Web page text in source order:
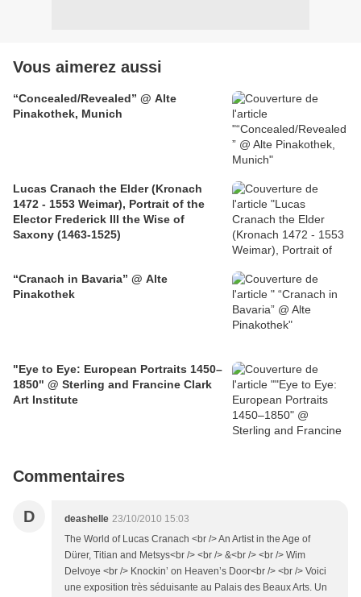
Vous aimerez aussi
“Concealed/Revealed” @ Alte
Pinakothek, Munich
Lucas Cranach the Elder (Kronach
1472 - 1553 Weimar), Portrait of the
Elector Frederick III the Wise of
Saxony (1463-1525)
“Cranach in Bavaria” @ Alte
Pinakothek
"Eye to Eye: European Portraits 1450–
1850" @ Sterling and Francine Clark
Art Institute
Commentaires
D deashelle 23/10/2010 15:03
The World of Lucas Cranach <br /> An Artist in the Age of
Dürer, Titian and Metsys<br /> <br /> &<br /> <br /> Wim
Delvoye <br /> Knockin’ on Heaven’s Door<br /> <br /> Voici
une exposition très séduisante au Palais des Beaux Arts. Un